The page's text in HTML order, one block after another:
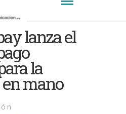
lanza el
la
mano